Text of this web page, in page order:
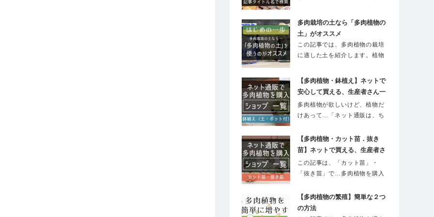
多肉栽培の土なら「多肉植物の
土」がオススメ
この記事では、多肉植物の栽培
に適した土を紹介します。植物
【多肉植物・鉢植え】ネットで
安心して買える、生産者さん一
覧
多肉植物が欲しいけど、植物だ
けあって…「ネット通販は、ち
【多肉植物・カット苗．抜き
苗】ネットで買える、生産者さ
ん一覧
この記事は、「カット苗」・
「抜き苗」で…多肉植物を購入
【多肉植物の繁殖】簡単な２つ
の方法